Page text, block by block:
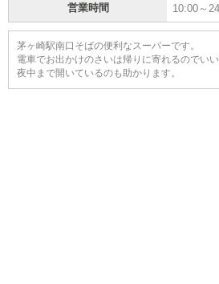
営業時間 10:00～
茅ヶ崎駅南口そばの便利なスーパーです。
電車でお出かけのさいは帰りに寄れるのでいい
夜中まで開いているのも助かります。